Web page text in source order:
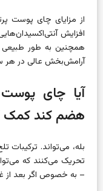
از مزایای چای پوست
همچنین به طور
آرامش‌بخش عالی در هر
آیا چای پوست
هضم کند کمک
بله، می‌تواند. ترکیبات
تحریک می‌کنند که
– به خصوص اگر بعد از